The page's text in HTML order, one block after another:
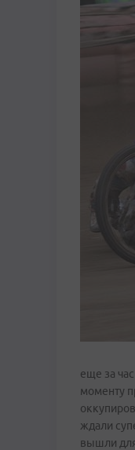
еще за
моменту
ждали
вышли